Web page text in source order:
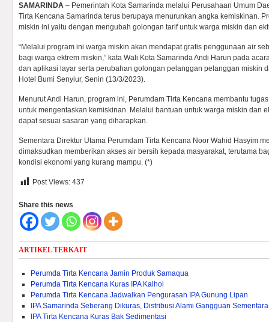
SAMARINDA – Pemerintah Kota Samarinda melalui Perusahaan Umum
Tirta Kencana Samarinda terus berupaya menurunkan angka kemiskinan.
miskin ini yaitu dengan mengubah golongan tarif untuk warga miskin dan
“Melalui program ini warga miskin akan mendapat gratis penggunaan air
bagi warga ektrem miskin,” kata Wali Kota Samarinda Andi Harun pada
dan aplikasi layar serta perubahan golongan pelanggan pelanggan miskin
Hotel Bumi Senyiur, Senin (13/3/2023).
Menurut Andi Harun, program ini, Perumdam Tirta Kencana membantu
untuk mengentaskan kemiskinan. Melalui bantuan untuk warga miskin dan
dapat sesuai sasaran yang diharapkan.
Sementara Direktur Utama Perumdam Tirta Kencana Noor Wahid Hasyim
dimaksudkan memberikan akses air bersih kepada masyarakat, terutama
kondisi ekonomi yang kurang mampu. (*)
Post Views: 437
Share this news
ARTIKEL TERKAIT
Perumda Tirta Kencana Jamin Produk Samaqua
Perumda Tirta Kencana Kuras IPA Kalhol
Perumda Tirta Kencana Jadwalkan Pengurasan IPA Gunung Lipan
IPA Samarinda Seberang Dikuras, Distribusi Alami Gangguan Sementara
IPA Tirta Kencana Kuras Bak Sedimentasi